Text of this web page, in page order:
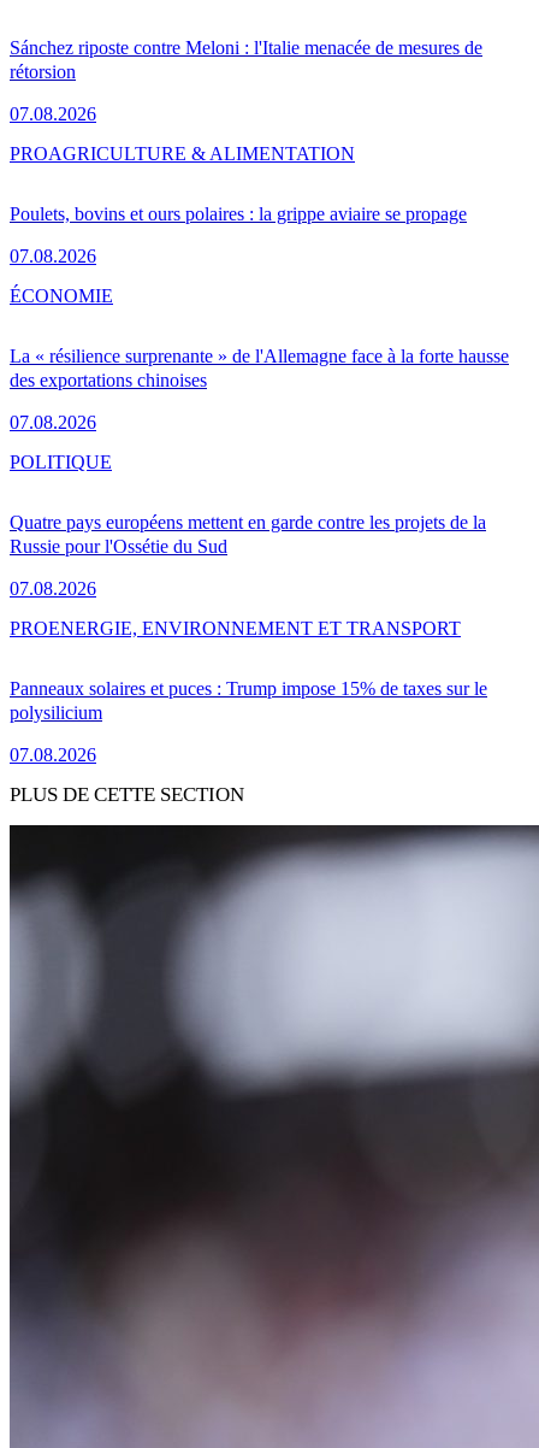
Sánchez riposte contre Meloni : l'Italie menacée de mesures de
rétorsion
07.08.2026
Poulets, bovins et ours polaires : la grippe aviaire se propage
07.08.2026
PROAGRICULTURE & ALIMENTATION
La « résilience surprenante » de l'Allemagne face à la forte hausse
des exportations chinoises
07.08.2026
ÉCONOMIE
Quatre pays européens mettent en garde contre les projets de la
Russie pour l'Ossétie du Sud
07.08.2026
POLITIQUE
Panneaux solaires et puces : Trump impose 15% de taxes sur le
polysilicium
07.08.2026
PROENERGIE, ENVIRONNEMENT ET TRANSPORT
PLUS DE CETTE SECTION